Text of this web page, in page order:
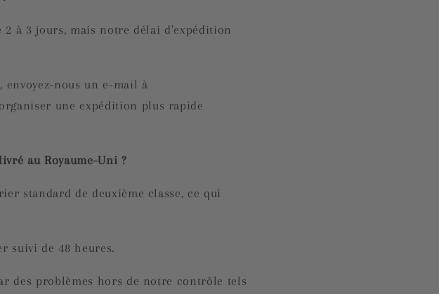
à 3 jours, mais notre délai d'expédition
envoyez-nous un e-mail à
une expédition plus rapide
au Royaume-Uni ?
standard de deuxième classe, ce qui
suivi de 48 heures.
des problèmes hors de notre contrôle tels